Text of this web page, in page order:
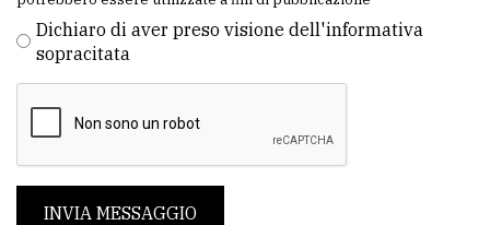
Dichiaro di aver preso visione dell'informativa
sopracitata
INVIA MESSAGGIO